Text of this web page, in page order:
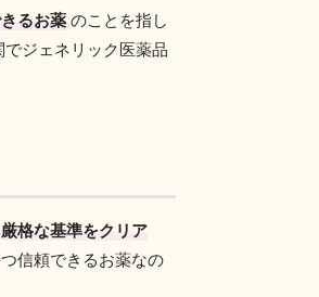
るお薬 のことを指し
ジェネリック医薬品
格な基準をクリア
信頼できるお薬なの